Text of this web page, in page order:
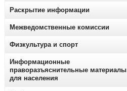
Раскрытие информации
Межведомственные комиссии
Физкультура и спорт
Информационные
праворазъяснительные материалы
для населения